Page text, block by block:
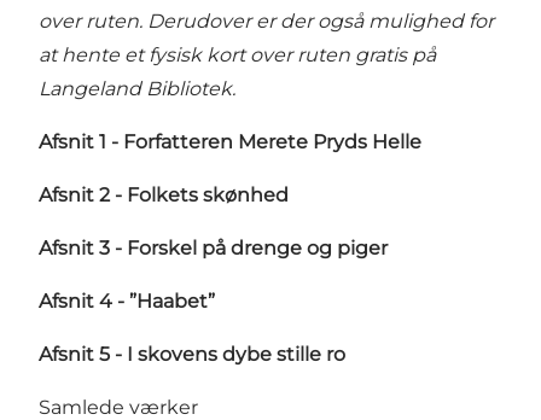
over ruten. Derudover er der også mulighed for
at hente et fysisk kort over ruten gratis på
Langeland Bibliotek.
Afsnit 1 - Forfatteren Merete Pryds Helle
Afsnit 2 - Folkets skønhed
Afsnit 3 - Forskel på drenge og piger
Afsnit 4 - ”Haabet”
Afsnit 5 - I skovens dybe stille ro
Samlede værker